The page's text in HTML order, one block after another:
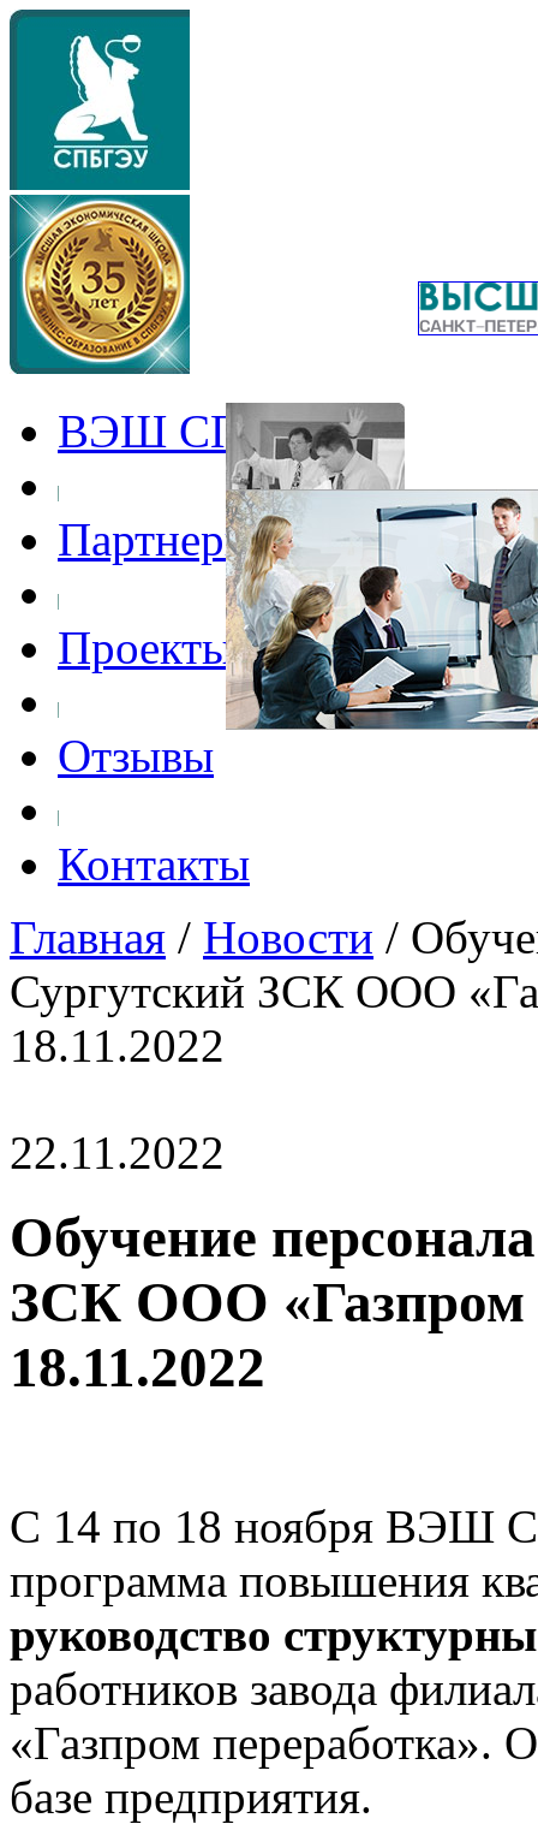
ВЭШ СПбГЭУ
Партнеры
Проекты
Отзывы
Контакты
Главная / Новости /
Сургутский ЗСК ООО
18.11.2022
22.11.2022
Обучение
ЗСК ООО «Газпром
18.11.2022
С 14 по 18 ноября ВЭШ
программа повышения
руководство
работников завода
«Газпром переработка».
базе предприятия.